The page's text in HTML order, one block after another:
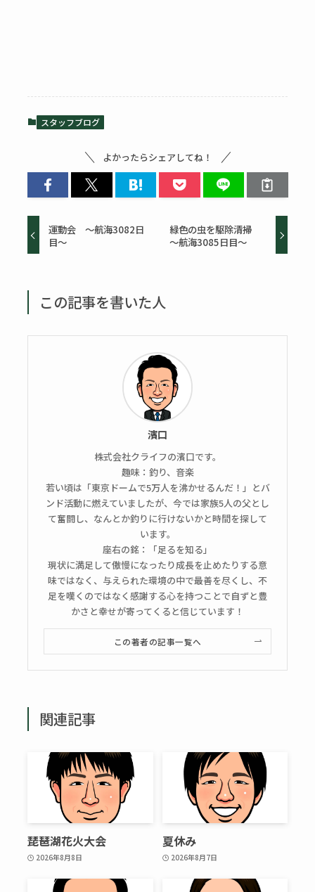
スタッフブログ
よかったらシェアしてね！
運動会 ～航海3082日
目～
緑色の虫を駆除清掃
～航海3085日目～
この記事を書いた人
濱口
株式会社クライフの濱口です。
趣味：釣り、音楽
若い頃は「東京ドームで5万人を沸かせるんだ！」とバ
ンド活動に燃えていましたが、今では家族5人の父とし
て奮闘し、なんとか釣りに行けないかと時間を探して
います。
座右の銘：「足るを知る」
現状に満足して傲慢になったり成長を止めたりする意
味ではなく、与えられた環境の中で最善を尽くし、不
足を嘆くのではなく感謝する心を持つことで自ずと豊
かさと幸せが寄ってくると信じています！
この著者の記事一覧へ
関連記事
琵琶湖花火大会
2026年8月8日
夏休み
2026年8月7日